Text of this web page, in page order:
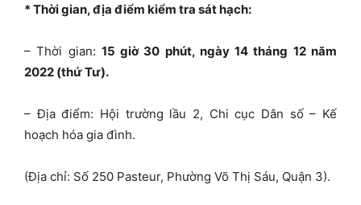
* Thời gian, địa điểm kiểm tra sát hạch:
– Thời gian: 15giờ 30 phút, ngày 14 tháng 12 năm
2022 (thứ Tư).
– Địa điểm: Hội trường lầu 2, Chi cục Dân số – Kế
hoạch hóa gia đình.
(Địa chỉ: Số 250 Pasteur, Phường Võ Thị Sáu, Quận 3).